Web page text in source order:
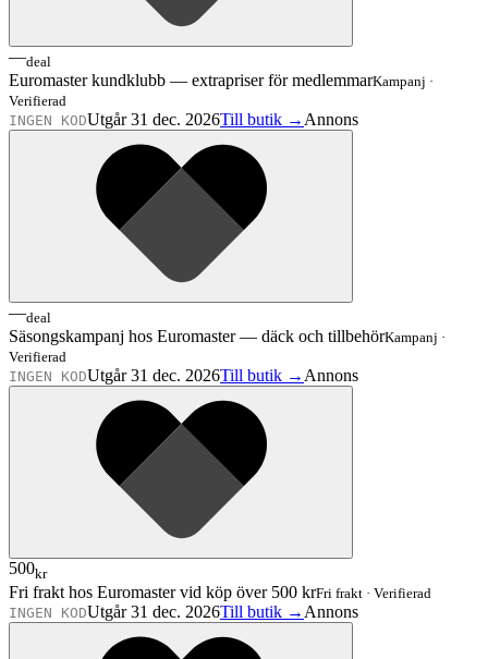
—deal
Euromaster kundklubb — extrapriser för medlemmarKampanj ·
Verifierad
INGEN KODUtgår 31 dec. 2026Till butik → Annons
—deal
Säsongskampanj hos Euromaster — däck och tillbehörKampanj ·
Verifierad
INGEN KODUtgår 31 dec. 2026Till butik → Annons
500kr
Fri frakt hos Euromaster vid köp över 500 krFri frakt · Verifierad
INGEN KODUtgår 31 dec. 2026Till butik → Annons